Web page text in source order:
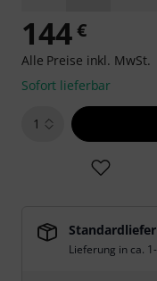
144€
Alle Preise inkl. MwSt.
Sofort lieferbar
1
Lieferung in ca.